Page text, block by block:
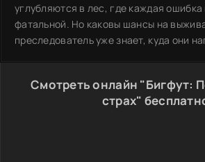
углубляются в лес, где каждая
фатальной. Но каковы шансы на
преследователь уже знает, куда они
Смотреть онлайн "Бигфут:
страх"